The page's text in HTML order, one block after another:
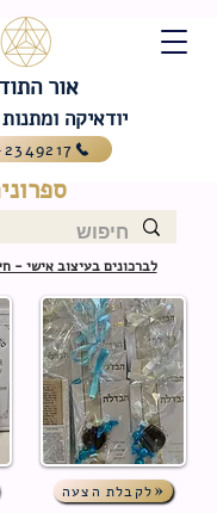
אור
יודאיקה
לברכונים בעיצוב אישי - חייגו 052-
לקבלת הצעה